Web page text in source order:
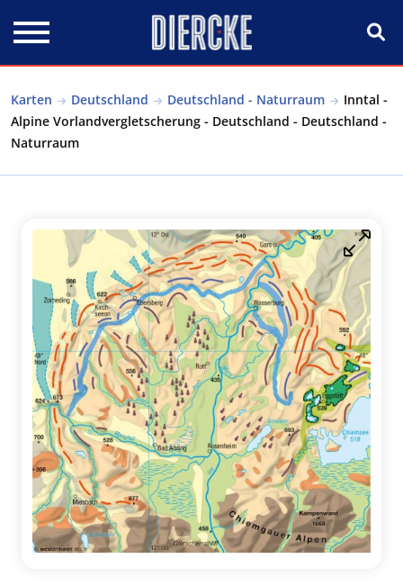
Karten Deutschland Deutschland - Naturraum
Inntal -
Alpine Vorlandvergletscherung - Deutschland - Deutschland -
Naturraum